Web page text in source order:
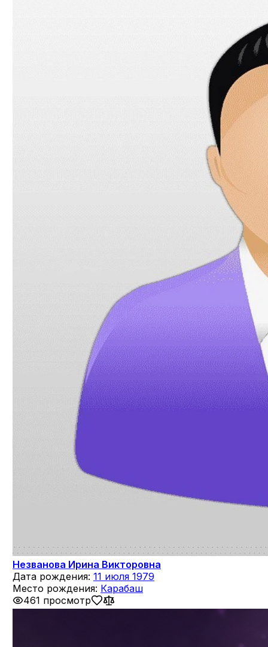
Незванова Ирина Викторовна
Дата рождения: 11 июля 1979
Место рождения: Карабаш
461 просмотр